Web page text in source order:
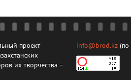
проект
их творчества –
info@brod.kz (по